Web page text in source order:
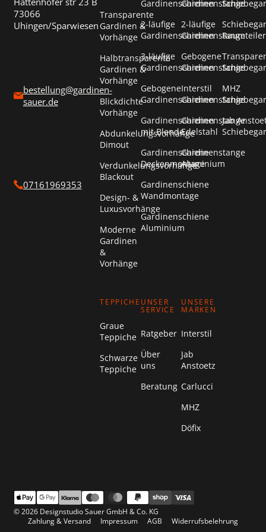
73066
Uhingen/Sparwiesen
bestellung@gardinen-
sauer.de
07161969353
Transparente
Gardinen &
Vorhänge
Halbtransparente
Gardinen &
Vorhänge
Blickdichte
Vorhänge
Abdunkelungsvorhänge
Dimout
Verdunkelungsvorhänge
Blackout
Design- &
Luxusvorhänge
Moderne
Gardinen
&
Vorhänge
Gardinenschienen
2-läufige
Gardinenschienen
3-läufige
Gardinenschienen
Gebogene
Gardinenschienen
Gardinenschienen
mit Blende
Gardinenschiene
Deckenmontage
Gardinenschiene
Wandmontage
Gardinenschiene
Aluminium
Gardinenstange
2-läufige
Gardinenstange
Gebogene
Gardinenstange
Interstil
Gardinenstange
Gardinenstange
Edelstahl
Gardinenstange
Aluminium
Raumteiler
MHZ
Jab
TEPPICHE
Graue
Teppiche
Schwarze
Teppiche
UNSER
SERVICE
Ratgeber
Über
uns
Beratung
UNSERE
MARKEN
Interstil
Jab
Anstoetz
Carlucci
MHZ
Döfix
© 2026 Designstudio Sauer GmbH & Co. KG
Zahlung & Versand
Impressum AGB
Widerrufsbelehrung